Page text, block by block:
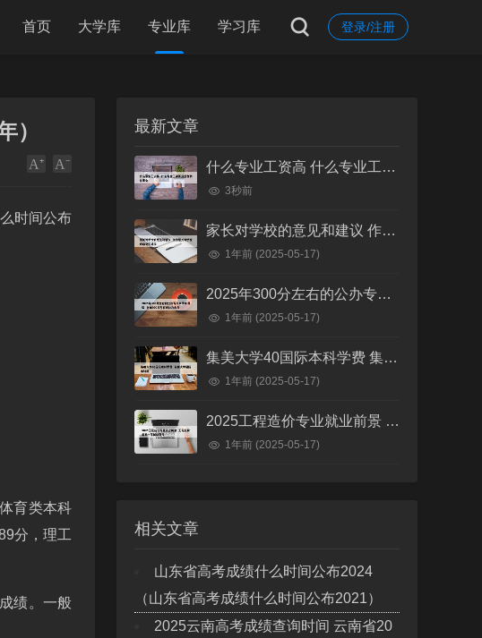
登录/注册
首页 大学库 专业库 学习库
）
时间公布
育类本科
分，理工
绩。一般
最新文章
什么专业工资高 什么专业工资高且适合物化生女
3秒前
家长对学校的意见和建议 作为家长对学校的意见和建议
1年前 (2025-05-17)
2025年300分左右的公办专科大学有哪些 全国300分左右的公办大专
1年前 (2025-05-17)
集美大学40国际本科学费 集美大学国际本科班
1年前 (2025-05-17)
2025工程造价专业就业前景 工程造价未来十年就业前景
1年前 (2025-05-17)
相关文章
山东省高考成绩什么时间公布2024
（山东省高考成绩什么时间公布2021）
2025云南高考成绩查询时间 云南省20